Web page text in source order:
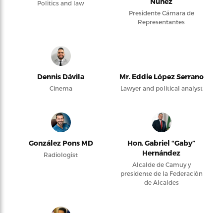
Politics and law
Presidente Cámara de
Representantes
Dennis Dávila
Cinema
Mr. Eddie López Serrano
Lawyer and political analyst
González Pons MD
Radiologist
Hon. Gabriel “Gaby”
Hernández
Alcalde de Camuy y
presidente de la Federación
de Alcaldes